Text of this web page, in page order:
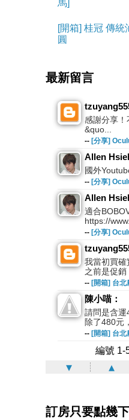
馬]
[開箱] 桂冠 傳
圓
最新留言
感謝分享！
&quo...
-- [分享]
Allen
國外
-- [分享]
Allen
適合
https://
-- [分享]
我當初買確
之前是促銷
-- [開箱] 台北
陳小喵：
請問是含運
除了480元
-- [開箱] 台北
編號 1-
▾ ▴
訂房只要點幾下